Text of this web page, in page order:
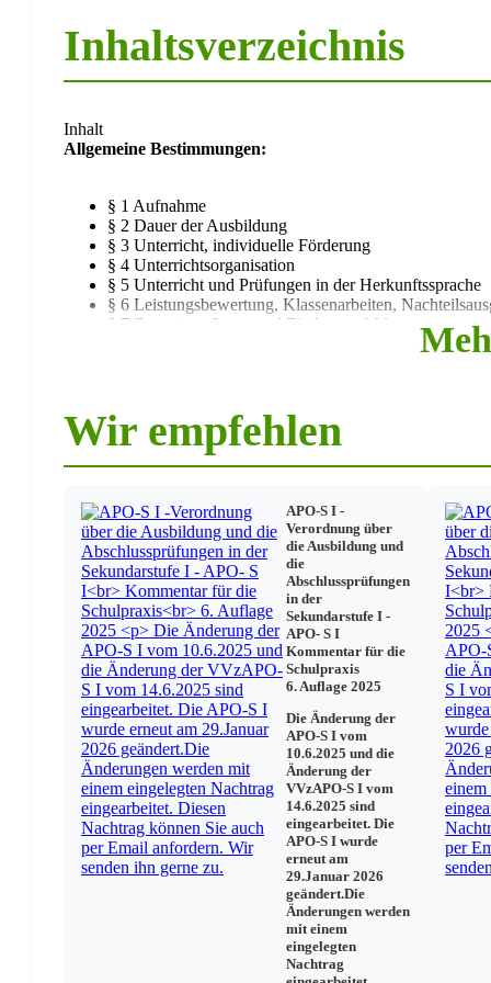
Inhaltsverzeichnis
Inhalt
Allgemeine Bestimmungen:
§ 1 Aufnahme
§ 2 Dauer der Ausbildung
§ 3 Unterricht, individuelle Förderung
§ 4 Unterrichtsorganisation
§ 5 Unterricht und Prüfungen in der Herkunftssprache
§ 6 Leistungsbewertung, Klassenarbeiten,
§ 7 Zeugnisse, Lern- und Förderempfehlungen
Erprobungsstufe, Wechsel der Schulform oder des
§ 12 Abschluss der Erprobungsstufe
§ 13 Wechsel der Schulform oder des Bildungsgangs
Bestimmungen für den Unterricht in den Schulformen
§ 14 Hauptschule
§ 15 Realschule und Realschule in Aufbauform
§ 16 Realschule mit Hauptschulbildungsgang ab
§ 17 Gymnasium
§ 18 (weggefallen)
§ 19 Gesamtschule
§ 20 Sekundarschule
Versetzungsbestimmungen
§ 21 Allgemeine Versetzungsbestimmungen,
§ 22 Allgemeine Versetzungsanforderungen
§ 24 Freiwillige Wiederholung der Klassen 9 und 10
§ 25 Besondere Versetzungsbestimmungen für die
Wir empfehlen
APO-S I -
Verordnung über
die Ausbildung und
die
Abschlussprüfungen
in der
Sekundarstufe I -
APO- S I
Kommentar für die
Schulpraxis
6. Auflage 2025
Die Änderung der
APO-S I vom
10.6.2025 und die
Änderung der
VVzAPO-S I vom
14.6.2025 sind
eingearbeitet. Die
APO-S I wurde
erneut am
29.Januar 2026
geändert.Die
Änderungen werden
mit einem
eingelegten
Nachtrag